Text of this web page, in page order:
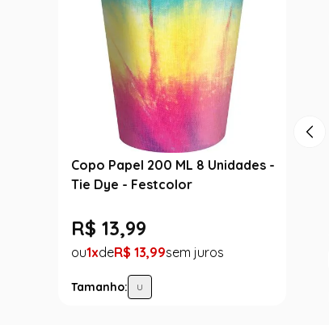
Copo Papel 200 ML 8 Unidades -
Tie Dye - Festcolor
R$ 13,99
1 R$ 13,99
Tamanho: U